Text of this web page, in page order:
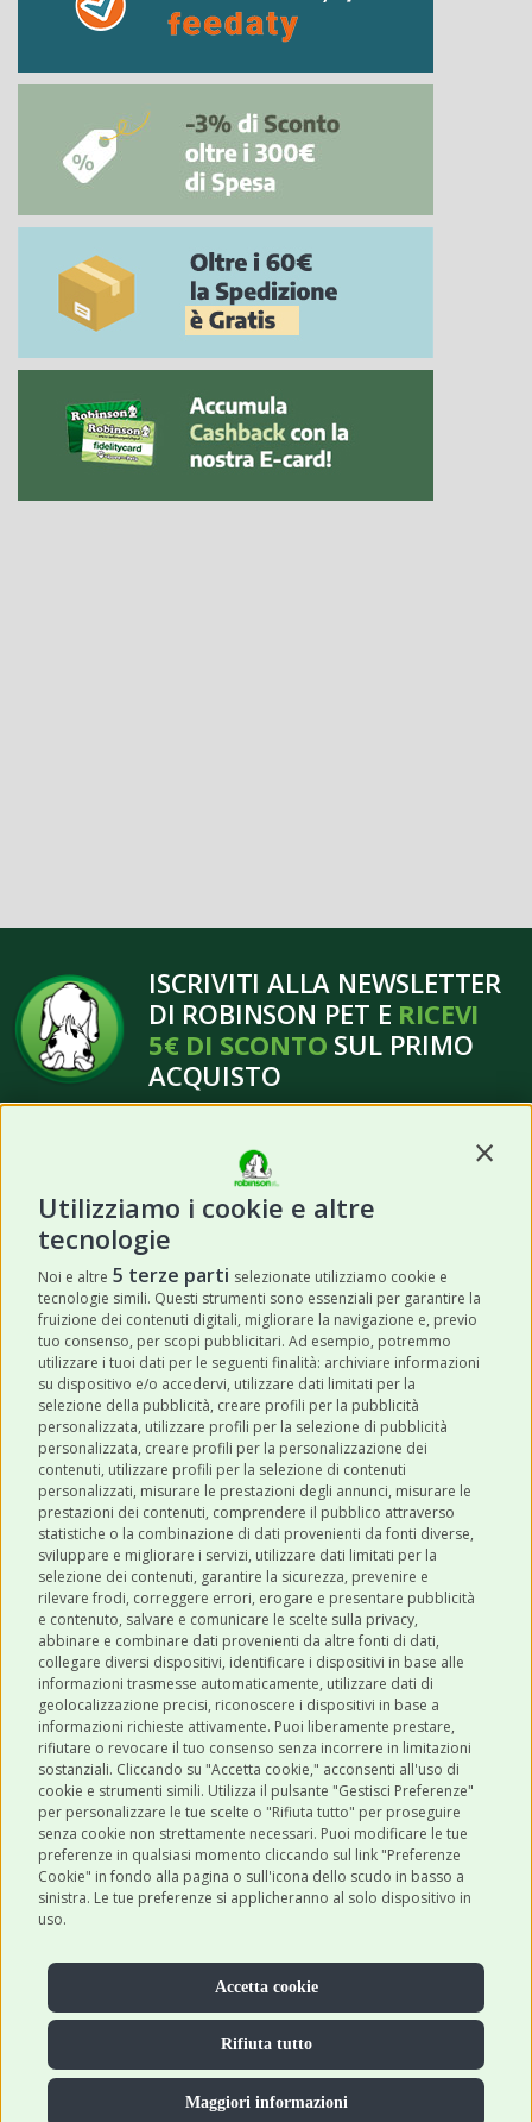
Utilizziamo i cookie e altre
tecnologie
Noi e altre 5 terze parti selezionate utilizziamo cookie e
tecnologie simili. Questi strumenti sono essenziali per garantire la
fruizione dei contenuti digitali, migliorare la navigazione e, previo
tuo consenso, per scopi pubblicitari. Ad esempio, potremmo
utilizzare i tuoi dati per le seguenti finalità: archiviare informazioni
su dispositivo e/o accedervi, utilizzare dati limitati per la
selezione della pubblicità, creare profili per la pubblicità
personalizzata, utilizzare profili per la selezione di pubblicità
personalizzata, creare profili per la personalizzazione dei
contenuti, utilizzare profili per la selezione di contenuti
personalizzati, misurare le prestazioni degli annunci, misurare le
prestazioni dei contenuti, comprendere il pubblico attraverso
statistiche o la combinazione di dati provenienti da fonti diverse,
sviluppare e migliorare i servizi, utilizzare dati limitati per la
selezione dei contenuti, garantire la sicurezza, prevenire e
rilevare frodi, correggere errori, erogare e presentare pubblicità
e contenuto, salvare e comunicare le scelte sulla privacy,
abbinare e combinare dati provenienti da altre fonti di dati,
collegare diversi dispositivi, identificare i dispositivi in base alle
informazioni trasmesse automaticamente, utilizzare dati di
geolocalizzazione precisi, riconoscere i dispositivi in base a
informazioni richieste attivamente. Puoi liberamente prestare,
rifiutare o revocare il tuo consenso senza incorrere in limitazioni
sostanziali. Cliccando su "Accetta cookie," acconsenti all'uso di
cookie e strumenti simili. Utilizza il pulsante "Gestisci Preferenze"
per personalizzare le tue scelte o "Rifiuta tutto" per proseguire
senza cookie non strettamente necessari. Puoi modificare le tue
preferenze in qualsiasi momento cliccando sul link "Preferenze
Cookie" in fondo alla pagina o sull'icona dello scudo in basso a
sinistra. Le tue preferenze si applicheranno al solo dispositivo in
uso.
Accetta cookie
Rifiuta tutto
Maggiori informazioni
ISCRIVITI ALLA NEWSLETTER
DI ROBINSON PET E RICEVI
5€ DI SCONTO SUL PRIMO
ACQUISTO
Acconsento a ricevere newsletter,
aggiornamenti e offerte promozionali da
Robinson Pet Shop tramite email.*
ULTIMI POST
CATEGORIE
SHOP ONLINE
CONTATTI
0543 096850
Contattaci
© 2026 Robinsonpetshop.it S.r.l